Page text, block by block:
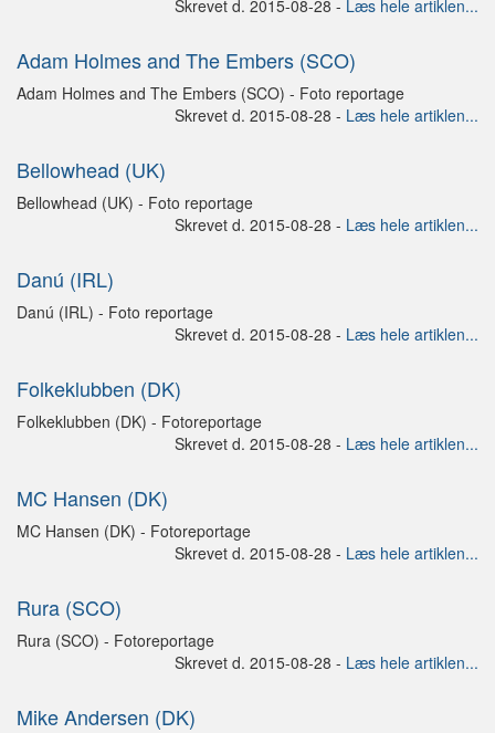
Skrevet d. 2015-08-28 - Læs hele artiklen...
Adam Holmes and The Embers (SCO)
Adam Holmes and The Embers (SCO) - Foto reportage
Skrevet d. 2015-08-28 - Læs hele artiklen...
Bellowhead (UK)
Bellowhead (UK) - Foto reportage
Skrevet d. 2015-08-28 - Læs hele artiklen...
Danú (IRL)
Danú (IRL) - Foto reportage
Skrevet d. 2015-08-28 - Læs hele artiklen...
Folkeklubben (DK)
Folkeklubben (DK) - Fotoreportage
Skrevet d. 2015-08-28 - Læs hele artiklen...
MC Hansen (DK)
MC Hansen (DK) - Fotoreportage
Skrevet d. 2015-08-28 - Læs hele artiklen...
Rura (SCO)
Rura (SCO) - Fotoreportage
Skrevet d. 2015-08-28 - Læs hele artiklen...
Mike Andersen (DK)